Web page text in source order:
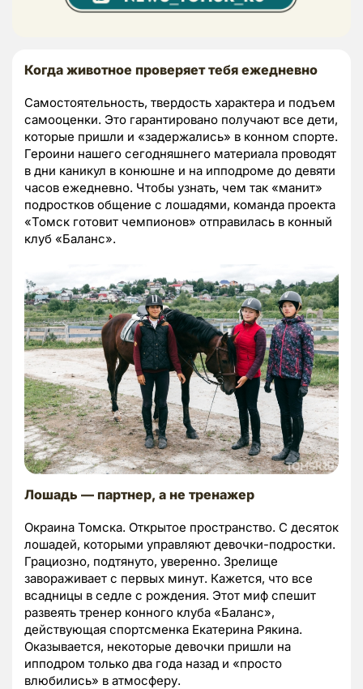
Когда животное проверяет тебя ежедневно
Самостоятельность, твердость характера и подъем
самооценки. Это гарантировано получают все дети,
которые пришли и «задержались» в конном спорте.
Героини нашего сегодняшнего материала проводят
в дни каникул в конюшне и на ипподроме до девяти
часов ежедневно. Чтобы узнать, чем так «манит»
подростков общение с лошадями, команда проекта
«Томск готовит чемпионов» отправилась в конный
клуб «Баланс».
Лошадь — партнер, а не тренажер
Окраина Томска. Открытое пространство. С десяток
лошадей, которыми управляют девочки-подростки.
Грациозно, подтянуто, уверенно. Зрелище
завораживает с первых минут. Кажется, что все
всадницы в седле с рождения. Этот миф спешит
развеять тренер конного клуба «Баланс»,
действующая спортсменка Екатерина Рякина.
Оказывается, некоторые девочки пришли на
ипподром только два года назад и «просто
влюбились» в атмосферу.